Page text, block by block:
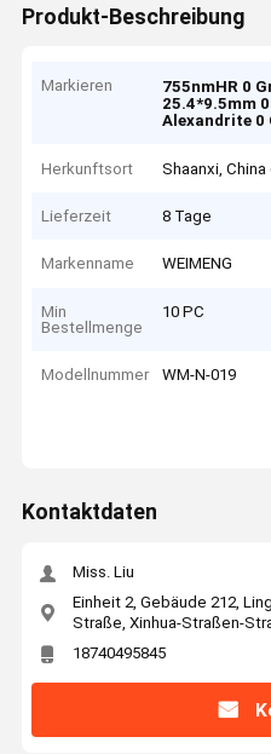
Produkt-Beschreibung
Markieren 755nmHR 0
25.4*9.5mm
Alexandrite 0
Herkunftsort Shaanxi,
Lieferzeit 8 Tage
Markenname WEIMENG
Min
Bestellmenge
10 PC
Modellnummer WM-N-019
Kontaktdaten
Miss. Liu
Einheit 2, Gebäude 212,
Straße, Xinhua-Straßen-
18740495845